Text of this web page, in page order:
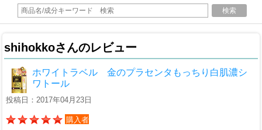
検索
shihokkoさんのレビュー
ホワイトラベル 金のプラセンタもっちり白肌濃シ
ワトール
投稿日：2017年04月23日
購入者